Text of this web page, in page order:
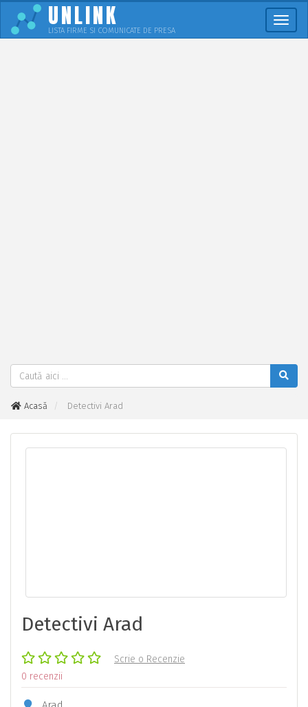
UNLINK
LISTA FIRME SI COMUNICATE DE PRESA
Acasă Detectivi Arad
Detectivi Arad
Scrie o Recenzie
0 recenzii